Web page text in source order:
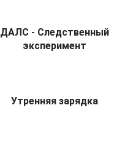
ДАЛС - Следственный
эксперимент
Утренняя зарядка